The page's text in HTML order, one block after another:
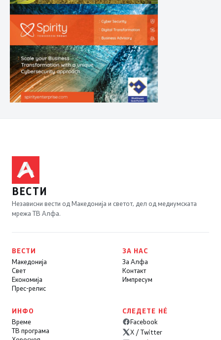
ВЕСТИ
Независни вести од Македонија и светот, дел од медиумската
мрежа ТВ Алфа.
ВЕСТИ
Македонија
Свет
Економија
Прес-релис
ЗА НАС
За Алфа
Контакт
Импресум
ИНФО
Време
ТВ програма
СЛЕДЕТЕ НÉ
Facebook
X / Twitter